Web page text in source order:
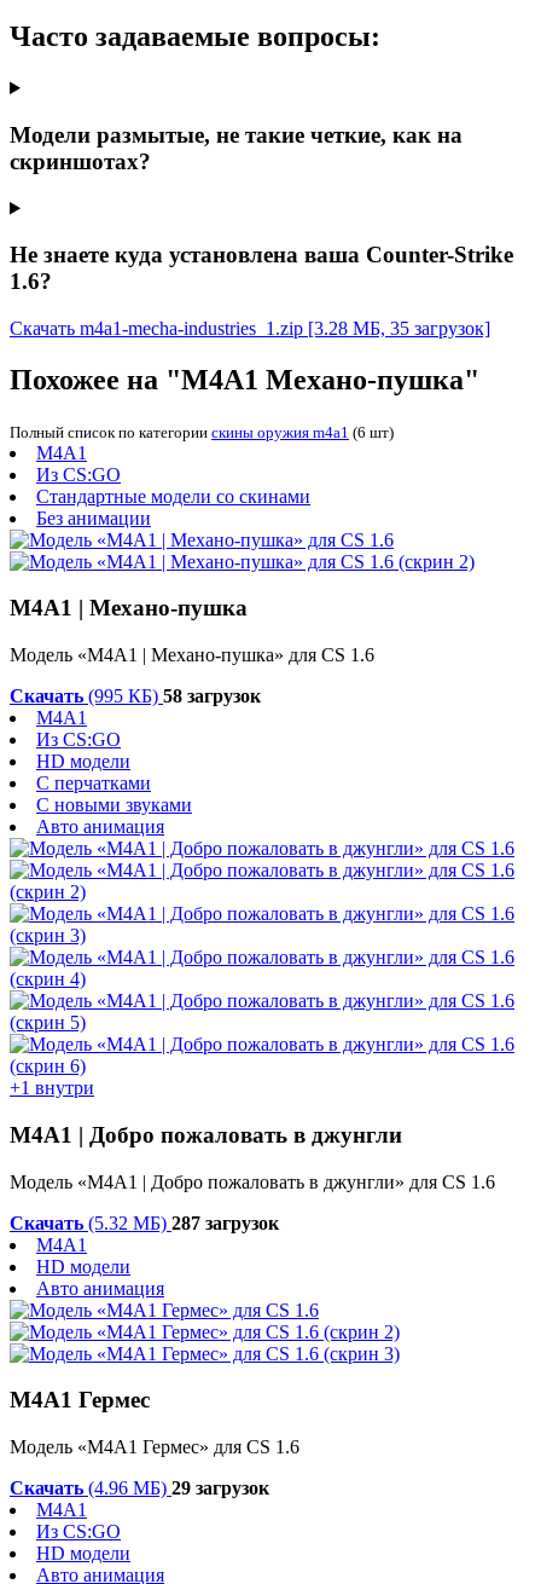
Часто задаваемые вопросы:
Модели размытые, не такие четкие, как на
скриншотах?
Не знаете куда установлена ваша Counter-Strike
1.6?
Скачать m4a1-mecha-industries_1.zip [3.28 МБ, 35 загрузок]
Похожее на "М4А1 Механо-пушка"
Полный список по категории скины оружия m4a1 (6 шт)
M4A1
Из CS:GO
Стандартные модели со скинами
Без анимации
M4A1 | Механо-пушка
Модель «M4A1 | Механо-пушка» для CS 1.6
Скачать (995 КБ) 58 загрузок
M4A1
Из CS:GO
HD модели
С перчатками
С новыми звуками
Авто анимация
+1 внутри
М4А1 | Добро пожаловать в джунгли
Модель «М4А1 | Добро пожаловать в джунгли» для CS 1.6
Скачать (5.32 МБ) 287 загрузок
M4A1
HD модели
Авто анимация
М4А1 Гермес
Модель «М4А1 Гермес» для CS 1.6
Скачать (4.96 МБ) 29 загрузок
M4A1
Из CS:GO
HD модели
Авто анимация